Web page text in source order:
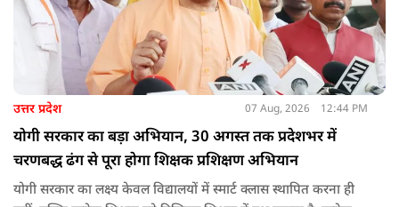
उत्तर प्रदेश 07 Aug, 2026 12:44 PM
योगी सरकार का बड़ा अभियान, 30 अगस्त तक प्रदेशभर में
चरणबद्ध ढंग से पूरा होगा शिक्षक प्रशिक्षण अभियान
योगी सरकार का लक्ष्य केवल विद्यालयों में स्मार्ट क्लास स्थापित करना ही